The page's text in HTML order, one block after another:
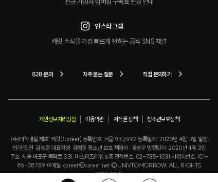
인스타그램
캐릿 소식을 가장 빠르게 전하는 공식 SNS 채널
B2B 문의 자주 묻는 질문 직접 문의하기
개인정보처리방침 이용약관 저작권 정책 청소년보호정책
(주)대학내일 제호: 캐릿(Careet) 등록번호: 서울 아52992 등록일자: 2020년 4월 3일 발행
인/편집인: 김영훈 대표자명: 김영훈 청소년 보호 책임자 : 홍승우 발행일자: 2020년 4월 3일
주소: 서울 마포구 독막로 331, 마스터즈타워 6층 전화번호: 02-735-1031 사업자번호: 101-
86-28789 이메일: careet@careet.net ©UNIVTOMORROW. ALL RIGHTS
RESERVED.